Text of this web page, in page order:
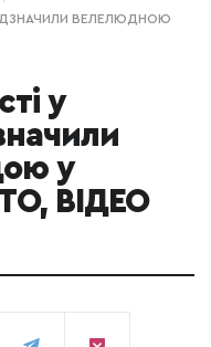
ВЕЛЕЛЮДНОЮ
у
у
ВІДЕО